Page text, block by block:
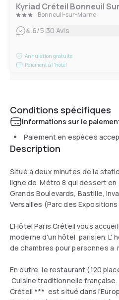
Kyriad Créteil Bonneuil
Bonneuil-sur-Marne
4.6/5 30 Avis
Annulation gratuite
Paiement à l'hôtel
Conditions spécifiques
Informations sur le
Paiement en espèces
Description
Situé à deux minutes de la
ligne de Métro 8 qui dessert en
Grands Boulevards, Bastille,
Versailles (Parc des Expositions
L'Hôtel Paris Créteil vous
moderne d'un hôtel parisien. L'
de chambres pour personnes a
En outre, le restaurant (120
Cuisine traditionnelle française.
Créteil *** est situé dans